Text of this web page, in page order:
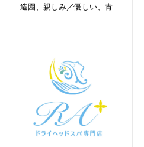
造園、親しみ／優しい、青